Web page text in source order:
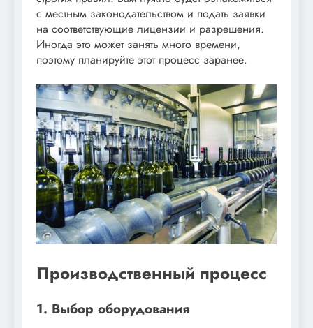
с местным законодательством и подать заявки
на соответствующие лицензии и разрешения.
Иногда это может занять много времени,
поэтому планируйте этот процесс заранее.
Производственный процесс
1. Выбор оборудования